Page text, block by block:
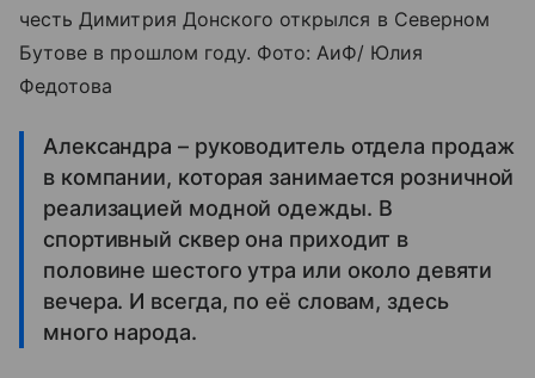
честь Димитрия Донского открылся в Северном
Бутове в прошлом году. Фото: АиФ/ Юлия
Федотова
Александра – руководитель отдела продаж
в компании, которая занимается розничной
реализацией модной одежды. В
спортивный сквер она приходит в
половине шестого утра или около девяти
вечера. И всегда, по её словам, здесь
много народа.